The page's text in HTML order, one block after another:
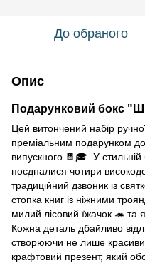
До обраного
Опис
Подарунковий бокс
Цей витончений набір
преміальним подарунком
випускного 🍫🎓. У стильній
поєдналися чотири
традиційний дзвоник із
стопка книг із ніжними
милий лісовий їжачок 🦔 та
Кожна деталь дбайливо
створюючи не лише
крафтовий презент, який